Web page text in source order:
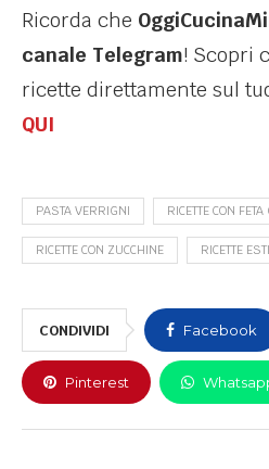
Ricorda che
canale Telegram! Scopri
ricette direttamente sul
QUI
PASTA VERRIGNI RICETTE CON FETA
RICETTE CON ZUCCHINE RICETTE
CONDIVIDI Facebook
Pinterest